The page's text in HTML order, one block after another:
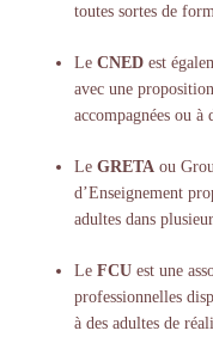
toutes sortes de
Le CNED est
avec une
accompagnées ou à
Le GRETA ou
d’Enseignement
adultes dans
Le FCU est une
professionnelles
à des adultes de